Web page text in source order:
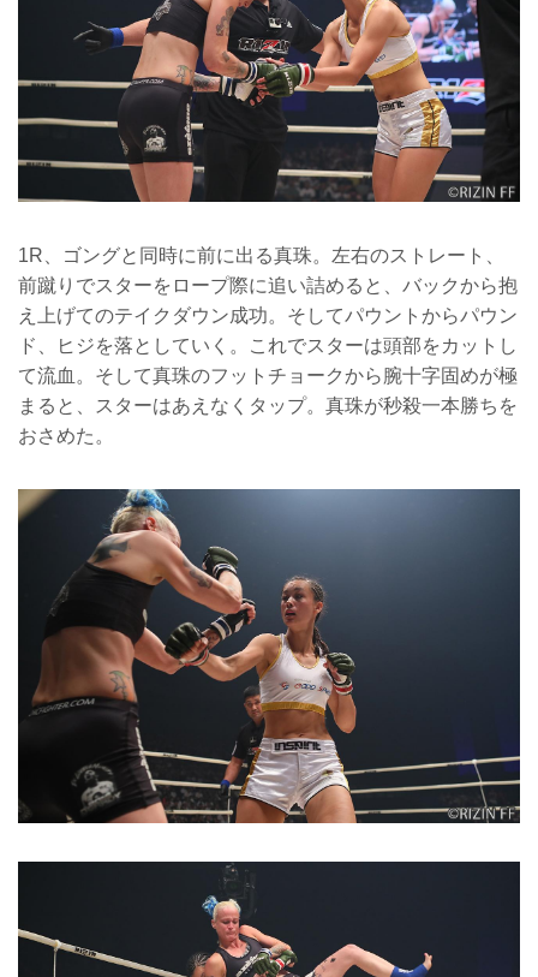
1R、ゴングと同時に前に出る真珠。左右のストレート、
前蹴りでスターをロープ際に追い詰めると、バックから抱
え上げてのテイクダウン成功。そしてパウントからパウン
ド、ヒジを落としていく。これでスターは頭部をカットし
て流血。そして真珠のフットチョークから腕十字固めが極
まると、スターはあえなくタップ。真珠が秒殺一本勝ちを
おさめた。